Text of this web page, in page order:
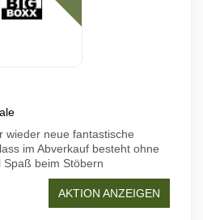
wieder neue fantastische
im Abverkauf besteht ohne
Spaß beim Stöbern
AKTION ANZEIGEN